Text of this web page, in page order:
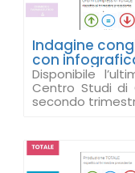
Indagine
con
Disponibile
Centro Studi di
secondo